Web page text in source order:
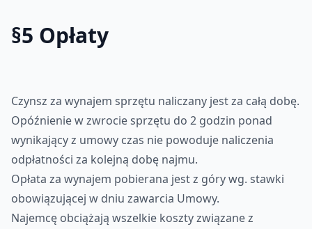
§5 Opłaty
Czynsz za wynajem sprzętu naliczany jest za całą dobę.
Opóźnienie w zwrocie sprzętu do 2 godzin ponad
wynikający z umowy czas nie powoduje naliczenia
odpłatności za kolejną dobę najmu.
Opłata za wynajem pobierana jest z góry wg. stawki
obowiązującej w dniu zawarcia Umowy.
Najemcę obciążają wszelkie koszty związane z